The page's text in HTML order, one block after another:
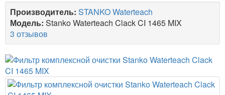
Производитель: STANKO Waterteach
Модель: Stanko Waterteach Clack CI 1465 MIX
3 отзывов